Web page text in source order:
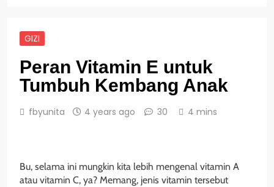
GIZI
Peran Vitamin E untuk
Tumbuh Kembang Anak
fbyunita 4 years ago 30 4 mins
Bu, selama ini mungkin kita lebih mengenal vitamin A
atau vitamin C, ya? Memang, jenis vitamin tersebut